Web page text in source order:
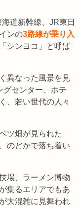
道新幹線、JR東日
ンの3路線が乗り入
シンヨコ」と呼ば
異なった風景を見
グセンター、ホテ
、若い世代の人々
ツ畑が見られた
のどかで落ち着い
場、ラーメン博物
集るエリアでもあ
大混雑に見舞われ